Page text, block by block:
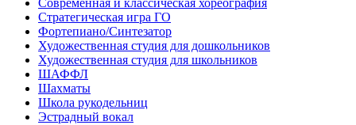
Современная и классическая хореография
Стратегическая игра ГО
Фортепиано/Синтезатор
Художественная студия для дошкольников
Художественная студия для школьников
ШАФФЛ
Шахматы
Школа рукодельниц
Эстрадный вокал